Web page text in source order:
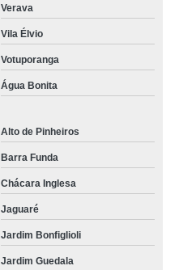
Verava
Vila Élvio
Votuporanga
Água Bonita
Alto de Pinheiros
Barra Funda
Chácara Inglesa
Jaguaré
Jardim Bonfiglioli
Jardim Guedala